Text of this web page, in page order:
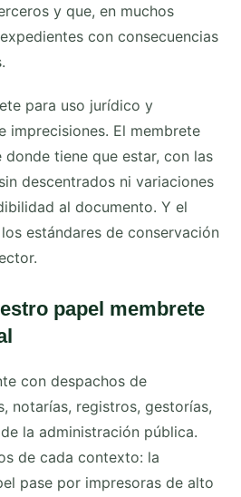
y que, en muchos
con consecuencias
para uso jurídico y
imprecisiones. El membrete
tiene que estar, con las
descentrados ni variaciones
al documento. Y el
estándares de conservación
papel membrete
con despachos de
notarías, registros, gestorías,
la administración pública.
de cada contexto: la
pase por impresoras de alto